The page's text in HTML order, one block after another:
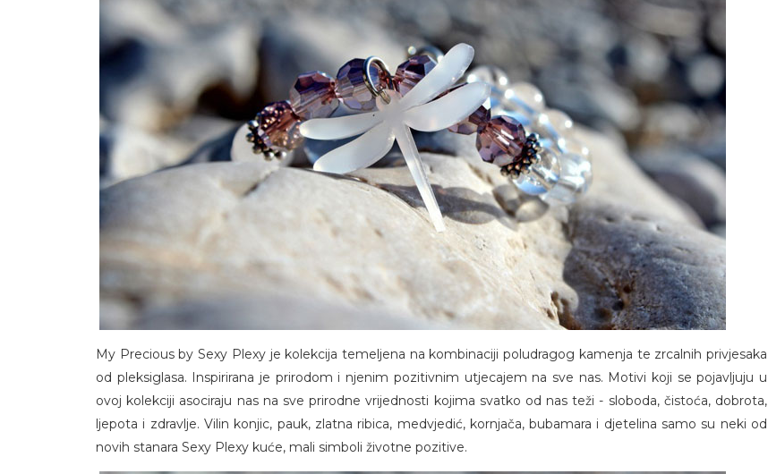
My Precious by Sexy Plexy je kolekcija temeljena na kombinaciji poludragog kamenja te zrcalnih privjesaka
od pleksiglasa. Inspirirana je prirodom i njenim pozitivnim utjecajem na sve nas. Motivi koji se pojavljuju u
ovoj kolekciji asociraju nas na sve prirodne vrijednosti kojima svatko od nas teži - sloboda, čistoća, dobrota,
ljepota i zdravlje. Vilin konjic, pauk, zlatna ribica, medvjedić, kornjača, bubamara i djetelina samo su neki od
novih stanara Sexy Plexy kuće, mali simboli životne pozitive.